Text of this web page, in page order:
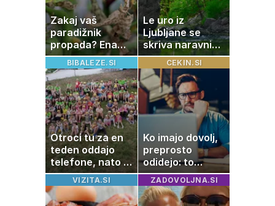
Zakaj vaš
paradižnik
propada? Ena
napaka lahko
uniči rastline –
tako jih rešite
Le uro iz
Ljubljane se
skriva naravni
čudež, ki je kot
ustvarjen za
družinski izlet
BIBALEZE.SI
Otroci tu za en
teden oddajo
telefone, nato pa
se zgodi nekaj
nepričakovanega
CEKIN.SI
Ko imajo dovolj,
preprosto
odidejo: to
znamenje
najpogosteje da
odpoved
VIZITA.SI ZADOVOLJNA.SI